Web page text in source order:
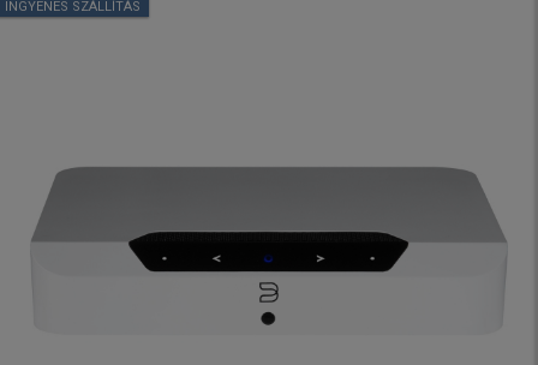
INGYENES SZÁLLÍTÁS